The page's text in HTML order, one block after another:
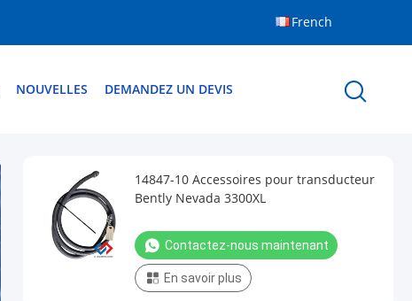
French
NOUVELLES DEMANDEZ UN DEVIS
14847-10 Accessoires pour transducteur
Bently Nevada 3300XL
Contactez-nous maintenant
En savoir plus